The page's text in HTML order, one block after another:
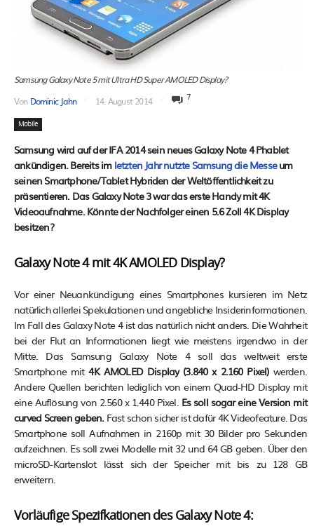
Samsung Galaxy Note 5 mit Ultra HD Super AMOLED Display?
Von Dominic Jahn 14. August 2014 7
Mobile
Samsung wird auf der IFA 2014 sein neues Galaxy Note 4 Phablet
ankündigen. Bereits imletzten Jahr nutzte Samsung die Messeum
seinen Smartphone/Tablet Hybriden der Weltöffentlichkeit zu
präsentieren. Das Galaxy Note 3 war das erste Handy mit 4K
Videoaufnahme. Könnte der Nachfolger einen 5.6 Zoll 4K Display
besitzen?
Galaxy Note 4 mit 4K AMOLED Display?
Vor einer Neuankündigung eines Smartphones kursieren im Netz
natürlich allerlei Spekulationen und angebliche Insiderinformationen.
Im Fall des Galaxy Note 4 ist das natürlich nicht anders. Die Wahrheit
bei der Flut an Informationen liegt wie meistens irgendwo in der
Mitte. Das Samsung Galaxy Note 4 soll das weltweit erste
Smartphone mit4K AMOLED Display (3.840 x 2.160 Pixel)werden.
Andere Quellen berichten lediglich von einem Quad-HD Display mit
eine Auflösung von 2.560 x 1.440 Pixel. Es soll sogar eine Version mit
curved Screen geben.Fast schon sicher ist dafür 4K Videofeature. Das
Smartphone soll Aufnahmen in 2160p mit 30 Bilder pro Sekunden
aufzeichnen. Es soll zwei Modelle mit 32 und 64 GB geben. Über den
microSD-Kartenslot lässt sich der Speicher mit bis zu 128 GB
erweitern.
Vorläufige Spezifkationen des Galaxy Note 4: